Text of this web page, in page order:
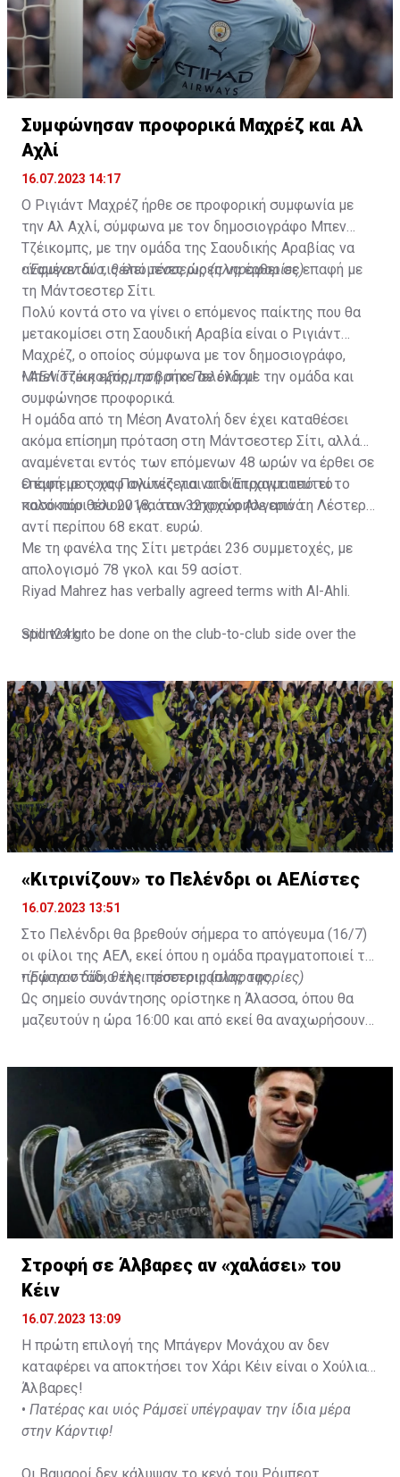
Συμφώνησαν προφορικά Μαχρέζ και Αλ
Αχλί
16.07.2023 14:17
Ο Ριγιάντ Μαχρέζ ήρθε σε προφορική συμφωνία με
την Αλ Αχλί, σύμφωνα με τον δημοσιογράφο Μπεν
Τζέικομπς, με την ομάδα της Σαουδικής Αραβίας να
αναμένεται τις επόμενες ώρες να έρθει σε επαφή με
τη Μάντσεστερ Σίτι.
•Έφυγαν δύο, θέλει τέσσερις (πληροφορίες)
Πολύ κοντά στο να γίνει ο επόμενος παίκτης που θα
μετακομίσει στη Σαουδική Αραβία είναι ο Ριγιάντ
Μαχρέζ, ο οποίος σύμφωνα με τον δημοσιογράφο,
Μπεν Τζέικομπς, τα βρήκε σε όλα με την ομάδα και
συμφώνησε προφορικά.
•ΑΕΛίστικη εξόρμηση στο Πελένδρι!
Η ομάδα από τη Μέση Ανατολή δεν έχει καταθέσει
ακόμα επίσημη πρόταση στη Μάντσεστερ Σίτι, αλλά
αναμένεται εντός των επόμενων 48 ωρών να έρθει σε
επαφή με τους Πολίτες για να διαπραγματευτεί το
ποσό που θέλουν για τον 32χρονο Αλγερινό.
Ο έμπειρος χαφ αγωνίζεται στο Έτιχαντ από το
καλοκαίρι του 2018, όταν αποχώρησε από τη Λέστερ
αντί περίπου 68 εκατ. ευρώ.
Με τη φανέλα της Σίτι μετράει 236 συμμετοχές, με
απολογισμό 78 γκολ και 59 ασίστ.
Riyad Mahrez has verbally agreed terms with Al-Ahli.
Still work to be done on the club-to-club side over the
Not a done deal yet, but Mahrez is keen on the move and
Al-Ahli hope to move fast.🇸🇦
pic.twitter.com/Z0SmniQXIP
— Ben Jacobs (@JacobsBen)July 15, 2023
sport24.gr
«Κιτρινίζουν» το Πελένδρι οι ΑΕΛίστες
16.07.2023 13:51
Στο Πελένδρι θα βρεθούν σήμερα το απόγευμα (16/7)
οι φίλοι της ΑΕΛ, εκεί όπου η ομάδα πραγματοποιεί το
πρώτο στάδιο της προετοιμασίας της.
•Έφυγαν δύο, θέλει τέσσερις (πληροφορίες)
Ως σημείο συνάντησης ορίστηκε η Άλασσα, όπου θα
μαζευτούν η ώρα 16:00 και από εκεί θα αναχωρήσουν
Στροφή σε Άλβαρες αν «χαλάσει» του
Κέιν
16.07.2023 13:09
Η πρώτη επιλογή της Μπάγερν Μονάχου αν δεν
καταφέρει να αποκτήσει τον Χάρι Κέιν είναι ο Χούλιαν
Άλβαρες!
• Πατέρας και υιός Ράμσεϊ υπέγραψαν την ίδια μέρα
στην Κάρντιφ!
Οι Βαυαροί δεν κάλυψαν το κενό του Ρόμπερτ